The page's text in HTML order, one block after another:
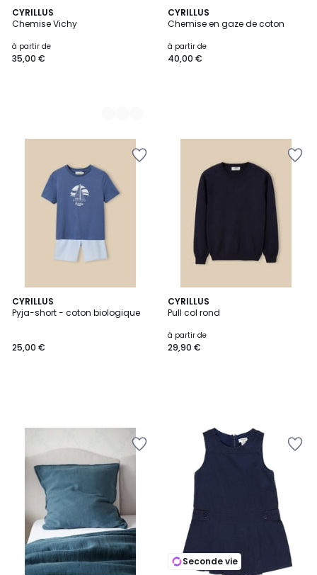
CYRILLUS
Chemise Vichy
à partir de
35,00 €
2
Couleurs
CYRILLUS
Chemise en gaze de coton
à partir de
40,00 €
CYRILLUS
Pyja-short - coton biologique
25,00 €
CYRILLUS
Pull col rond
à partir de
29,90 €
Seconde vie